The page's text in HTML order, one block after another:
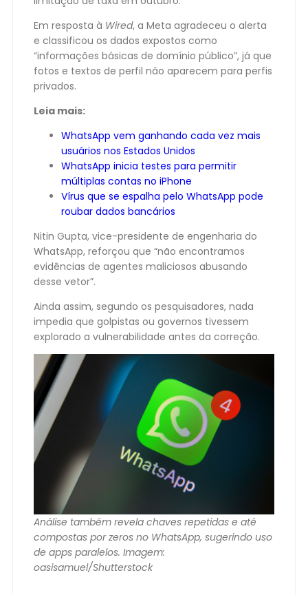
Em resposta à Wired, a Meta agradeceu o alerta
e classificou os dados expostos como
“informações básicas de domínio público”, já que
fotos e textos de perfil não aparecem para perfis
privados.
Leia mais:
WhatsApp vem ganhando cada vez mais
usuários nos Estados Unidos
WhatsApp inicia testes para permitir
múltiplas contas no iPhone
Vírus que se espalha pelo WhatsApp pode
roubar dados bancários
Nitin Gupta, vice-presidente de engenharia do
WhatsApp, reforçou que “não encontramos
evidências de agentes maliciosos abusando
desse vetor”.
Ainda assim, segundo os pesquisadores, nada
impedia que golpistas ou governos tivessem
explorado a vulnerabilidade antes da correção.
Análise também revela chaves repetidas e até
compostas por zeros no WhatsApp, sugerindo uso
de apps paralelos. Imagem:
oasisamuel/Shutterstock